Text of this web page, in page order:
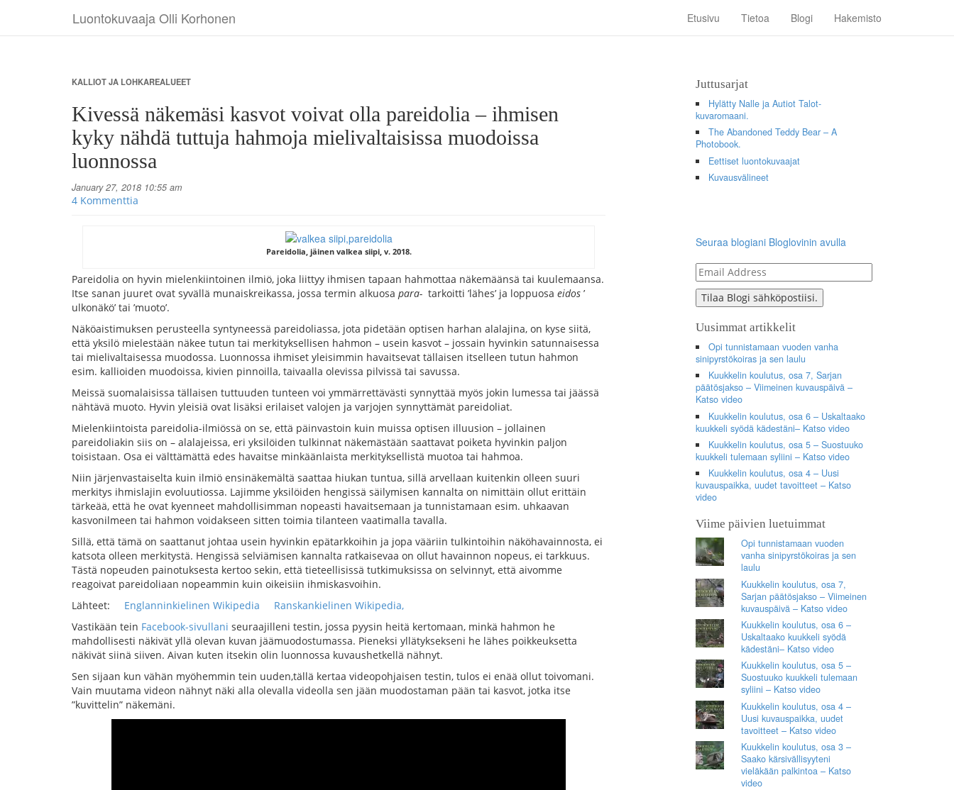
Luontokuvaaja Olli Korhonen Etusivu Tietoa Blogi Hakemisto
KALLIOT JA LOHKAREALUEET
Kivessä näkemäsi kasvot voivat olla pareidolia – ihmisen
kyky nähdä tuttuja hahmoja mielivaltaisissa muodoissa
luonnossa
January 27, 2018 10:55 am
4 Kommenttia
Pareidolia, jäinen valkea siipi, v. 2018.
Pareidolia on hyvin mielenkiintoinen ilmiö, joka liittyy ihmisen tapaan hahmottaa näkemäänsä tai kuulemaansa.
Itse sanan juuret ovat syvällä munaiskreikassa, jossa termin alkuosa para- tarkoitti ’lähes’ ja loppuosa eidos ’
ulkonäkö’ tai ’muoto’.
Näköaistimuksen perusteella syntyneessä pareidoliassa, jota pidetään optisen harhan alalajina, on kyse siitä,
että yksilö mielestään näkee tutun tai merkityksellisen hahmon – usein kasvot – jossain hyvinkin satunnaisessa
tai mielivaltaisessa muodossa. Luonnossa ihmiset yleisimmin havaitsevat tällaisen itselleen tutun hahmon
esim. kallioiden muodoissa, kivien pinnoilla, taivaalla olevissa pilvissä tai savussa.
Meissä suomalaisissa tällaisen tuttuuden tunteen voi ymmärrettävästi synnyttää myös jokin lumessa tai jäässä
nähtävä muoto. Hyvin yleisiä ovat lisäksi erilaiset valojen ja varjojen synnyttämät pareidoliat.
Mielenkiintoista pareidolia-ilmiössä on se, että päinvastoin kuin muissa optisen illuusion – jollainen
pareidoliakin siis on – alalajeissa, eri yksilöiden tulkinnat näkemästään saattavat poiketa hyvinkin paljon
toisistaan. Osa ei välttämättä edes havaitse minkäänlaista merkityksellistä muotoa tai hahmoa.
Niin järjenvastaiselta kuin ilmiö ensinäkemältä saattaa hiukan tuntua, sillä arvellaan kuitenkin olleen suuri
merkitys ihmislajin evoluutiossa. Lajimme yksilöiden hengissä säilymisen kannalta on nimittäin ollut erittäin
tärkeää, että he ovat kyenneet mahdollisimman nopeasti havaitsemaan ja tunnistamaan esim. uhkaavan
kasvonilmeen tai hahmon voidakseen sitten toimia tilanteen vaatimalla tavalla.
Sillä, että tämä on saattanut johtaa usein hyvinkin epätarkkoihin ja jopa vääriin tulkintoihin näköhavainnosta, ei
katsota olleen merkitystä. Hengissä selviämisen kannalta ratkaisevaa on ollut havainnon nopeus, ei tarkkuus.
Tästä nopeuden painotuksesta kertoo sekin, että tieteellisissä tutkimuksissa on selvinnyt, että aivomme
reagoivat pareidoliaan nopeammin kuin oikeisiin ihmiskasvoihin.
Lähteet: Englanninkielinen Wikipedia Ranskankielinen Wikipedia,
Vastikään tein Facebook-sivullani seuraajilleni testin, jossa pyysin heitä kertomaan, minkä hahmon he
mahdollisesti näkivät yllä olevan kuvan jäämuodostumassa. Pieneksi yllätyksekseni he lähes poikkeuksetta
näkivät siinä siiven. Aivan kuten itsekin olin luonnossa kuvaushetkellä nähnyt.
Sen sijaan kun vähän myöhemmin tein uuden,tällä kertaa videopohjaisen testin, tulos ei enää ollut toivomani.
Vain muutama videon nähnyt näki alla olevalla videolla sen jään muodostaman pään tai kasvot, jotka itse
”kuvittelin” näkemäni.
Juttusarjat
Hylätty Nalle ja Autiot Talot-
kuvaromaani.
The Abandoned Teddy Bear – A
Photobook.
Eettiset luontokuvaajat
Kuvausvälineet
Seuraa blogiani Bloglovinin avulla
Email
Address
Tilaa Blogi sähköpostiisi.
Uusimmat artikkelit
Opi tunnistamaan vuoden vanha
sinipyrstökoiras ja sen laulu
Kuukkelin koulutus, osa 7, Sarjan
päätösjakso – Viimeinen kuvauspäivä –
Katso video
Kuukkelin koulutus, osa 6 – Uskaltaako
kuukkeli syödä kädestäni– Katso video
Kuukkelin koulutus, osa 5 – Suostuuko
kuukkeli tulemaan syliini – Katso video
Kuukkelin koulutus, osa 4 – Uusi
kuvauspaikka, uudet tavoitteet – Katso
video
Viime päivien luetuimmat
Opi tunnistamaan vuoden
vanha sinipyrstökoiras ja sen
laulu
Kuukkelin koulutus, osa 7,
Sarjan päätösjakso – Viimeinen
kuvauspäivä – Katso video
Kuukkelin koulutus, osa 6 –
Uskaltaako kuukkeli syödä
kädestäni– Katso video
Kuukkelin koulutus, osa 5 –
Suostuuko kuukkeli tulemaan
syliini – Katso video
Kuukkelin koulutus, osa 4 –
Uusi kuvauspaikka, uudet
tavoitteet – Katso video
Kuukkelin koulutus, osa 3 –
Saako kärsivällisyyteni
vieläkään palkintoa – Katso
video